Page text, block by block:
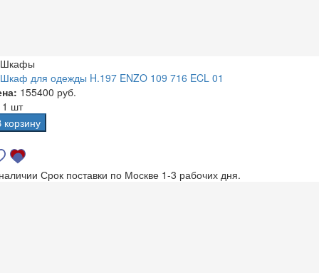
Шкафы
Шкаф для одежды H.197 ENZO 109 716 ECL 01
155400 руб.
1 шт
корзину
Срок поставки по Москве 1-3 рабочих дня.